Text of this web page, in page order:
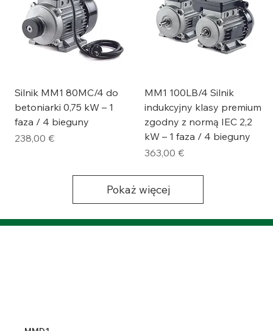
Silnik MM1 80MC/4 do
betoniarki 0,75 kW – 1
faza / 4 bieguny
Cena
238,00 €
MM1 100LB/4 Silnik
indukcyjny klasy premium
zgodny z normą IEC 2,2
kW – 1 faza / 4 bieguny
Cena
363,00 €
Pokaż więcej